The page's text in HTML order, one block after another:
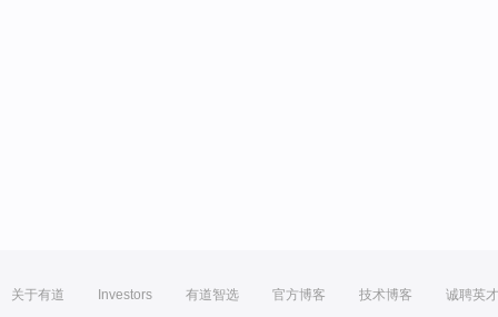
关于有道 Investors 有道智选 官方博客 技术博客 诚聘英才